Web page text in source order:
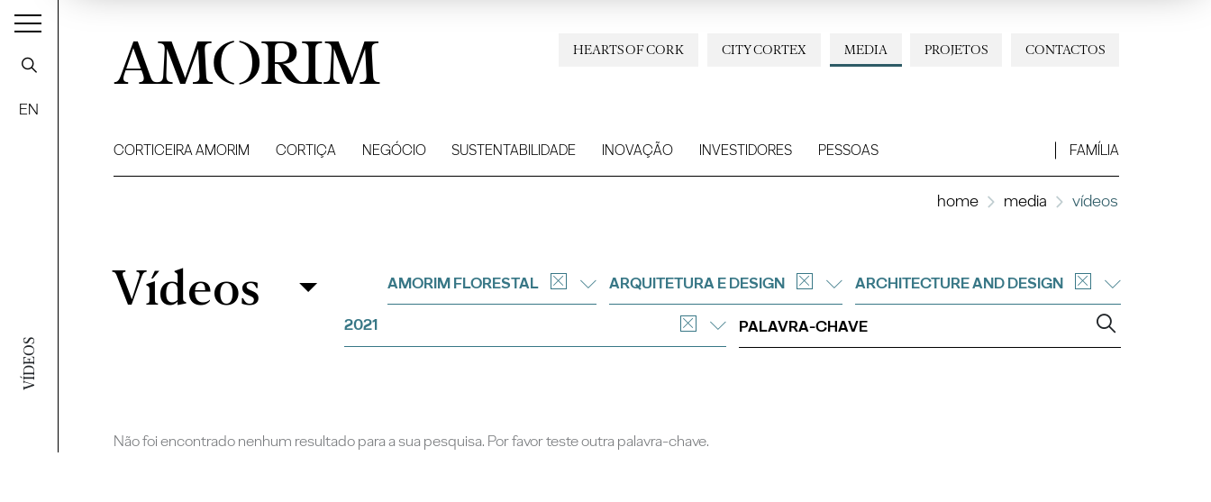
VÍDEOS
EN
AMORIM CONTACTOS
PROJETOS
MEDIA
CITY CORTEX
HEARTS OF CORK
CORTICEIRA AMORIM CORTIÇA NEGÓCIO SUSTENTABILIDADE INOVAÇÃO INVESTIDORES PESSOAS FAMÍLIA
home media vídeos
Filtrar
Vídeos AMORIM FLORESTAL ARQUITETURA E DESIGN ARCHITECTURE AND DESIGN
2021
Não foi encontrado nenhum resultado para a sua pesquisa. Por favor teste outra palavra-chave.